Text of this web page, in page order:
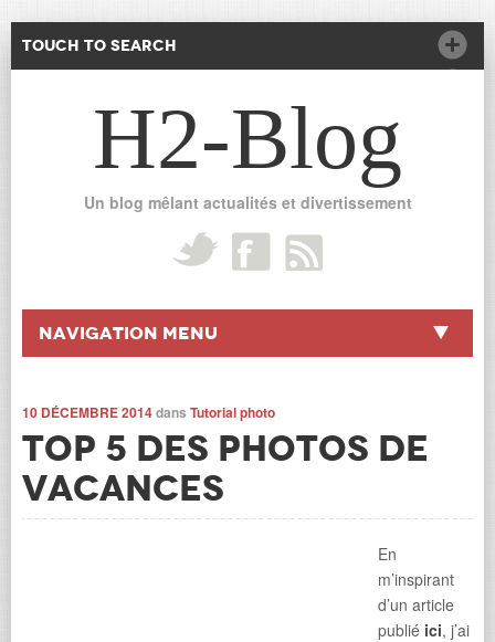
Touch to Search
H2-Blog
Un blog mêlant actualités et divertissement
Navigation Menu
10 DÉCEMBRE 2014dans Tutorial photo
Top 5 des photos de
vacances
En
m’inspirant
d’un article
publié ici, j’ai